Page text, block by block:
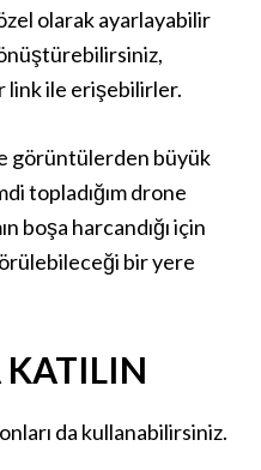
olarak ayarlayabilir
link ile erişebilirler.
görüntülerden büyük
topladığım drone
boşa harcandığı için
bir yere
da kullanabilirsiniz.